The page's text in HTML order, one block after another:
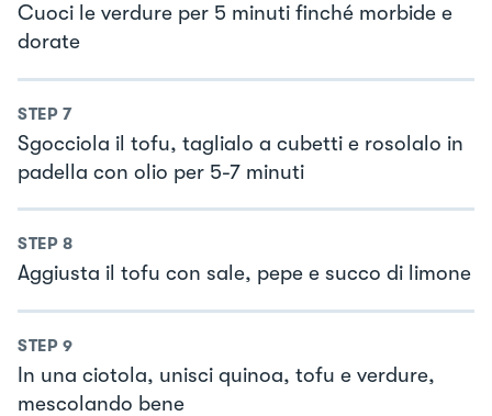
Cuoci le verdure per 5 minuti finché morbide e
dorate
STEP 7
Sgocciola il tofu, taglialo a cubetti e rosolalo in
padella con olio per 5-7 minuti
STEP 8
Aggiusta il tofu con sale, pepe e succo di limone
STEP 9
In una ciotola, unisci quinoa, tofu e verdure,
mescolando bene